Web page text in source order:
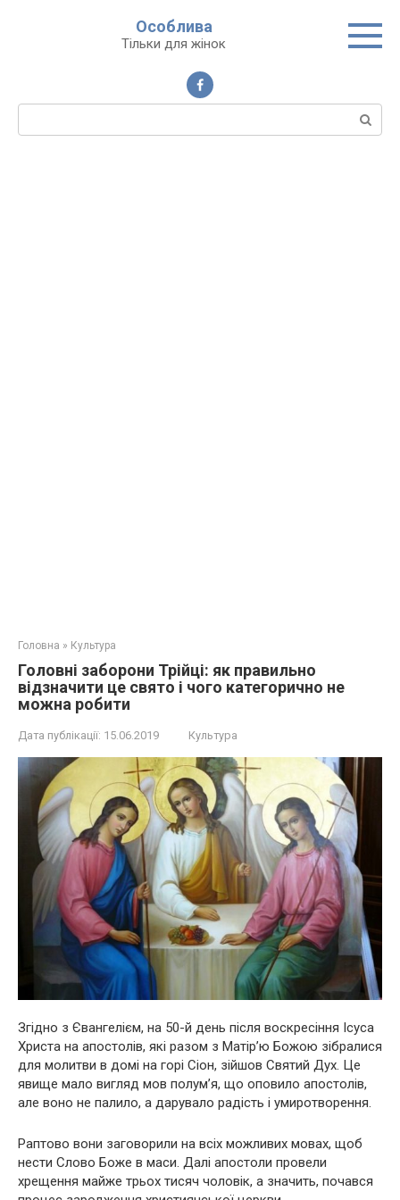
Особлива
Тільки для жінок
Пошук:
Головна » Культура
Головні заборони Трійці: як правильно
відзначити це свято і чого категорично не
можна робити
Дата публікації: 15.06.2019 Культура
Згідно з Євангелієм, на 50-й день після воскресіння Ісуса
Христа на апостолів, які разом з Матір’ю Божою зібралися
для молитви в домі на горі Сіон, зійшов Святий Дух. Це
явище мало вигляд мов полум’я, що оповило апостолів,
але воно не палило, а дарувало радість і умиротворення.
Раптово вони заговорили на всіх можливих мовах, щоб
нести Слово Боже в маси. Далі апостоли провели
хрещення майже трьох тисяч чоловік, а значить, почався